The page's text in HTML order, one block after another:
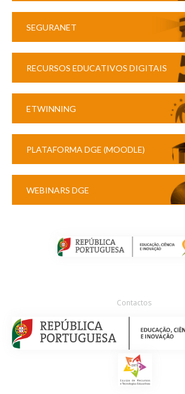
SEGURANET
RECURSOS EDUCATIVOS DIGITAIS
ETWINNING
PLATAFORMA DGE (MOODLE)
WEBINARS DGE
Contactos